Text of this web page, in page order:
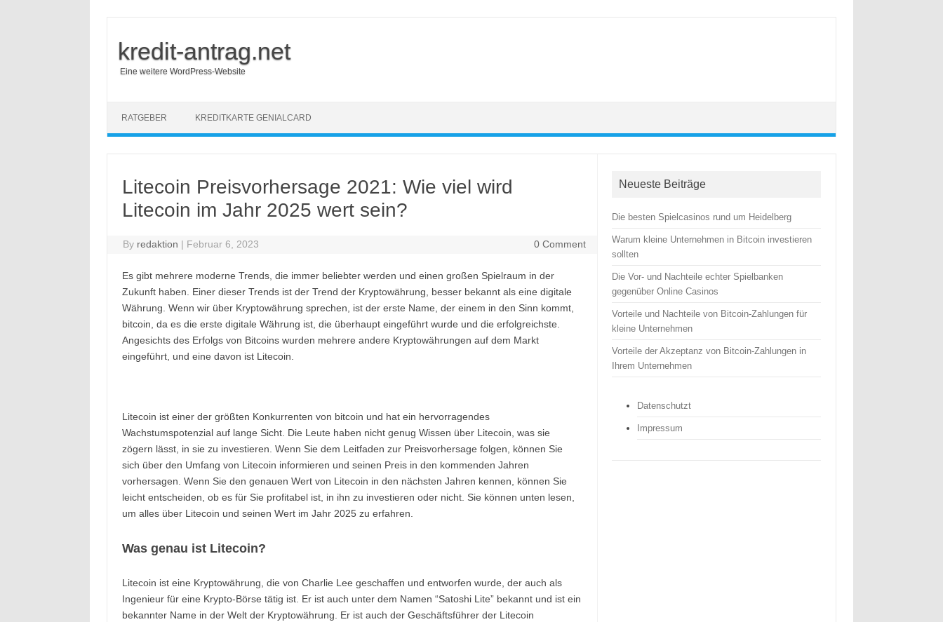
kredit-antrag.net
Eine weitere WordPress-Website
RATGEBER KREDITKARTE GENIALCARD
Litecoin Preisvorhersage 2021: Wie viel wird
Litecoin im Jahr 2025 wert sein?
By redaktion | Februar 6, 2023 0 Comment
Es gibt mehrere moderne Trends, die immer beliebter werden und einen großen Spielraum in der
Zukunft haben. Einer dieser Trends ist der Trend der Kryptowährung, besser bekannt als eine digitale
Währung. Wenn wir über Kryptowährung sprechen, ist der erste Name, der einem in den Sinn kommt,
bitcoin, da es die erste digitale Währung ist, die überhaupt eingeführt wurde und die erfolgreichste.
Angesichts des Erfolgs von Bitcoins wurden mehrere andere Kryptowährungen auf dem Markt
eingeführt, und eine davon ist Litecoin.
Litecoin ist einer der größten Konkurrenten von bitcoin und hat ein hervorragendes
Wachstumspotenzial auf lange Sicht. Die Leute haben nicht genug Wissen über Litecoin, was sie
zögern lässt, in sie zu investieren. Wenn Sie dem Leitfaden zur Preisvorhersage folgen, können Sie
sich über den Umfang von Litecoin informieren und seinen Preis in den kommenden Jahren
vorhersagen. Wenn Sie den genauen Wert von Litecoin in den nächsten Jahren kennen, können Sie
leicht entscheiden, ob es für Sie profitabel ist, in ihn zu investieren oder nicht. Sie können unten lesen,
um alles über Litecoin und seinen Wert im Jahr 2025 zu erfahren.
Was genau ist Litecoin?
Litecoin ist eine Kryptowährung, die von Charlie Lee geschaffen und entworfen wurde, der auch als
Ingenieur für eine Krypto-Börse tätig ist. Er ist auch unter dem Namen “Satoshi Lite” bekannt und ist ein
bekannter Name in der Welt der Kryptowährung. Er ist auch der Geschäftsführer der Litecoin
Neueste Beiträge
Die besten Spielcasinos rund um Heidelberg
Warum kleine Unternehmen in Bitcoin investieren
sollten
Die Vor- und Nachteile echter Spielbanken
gegenüber Online Casinos
Vorteile und Nachteile von Bitcoin-Zahlungen für
kleine Unternehmen
Vorteile der Akzeptanz von Bitcoin-Zahlungen in
Ihrem Unternehmen
Datenschutzt
Impressum